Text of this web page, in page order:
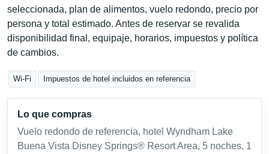
seleccionada, plan de alimentos, vuelo redondo, precio por
persona y total estimado. Antes de reservar se revalida
disponibilidad final, equipaje, horarios, impuestos y política
de cambios.
Wi-Fi Impuestos de hotel incluidos en referencia
Lo que compras
Vuelo redondo de referencia, hotel Wyndham Lake
Buena Vista Disney Springs® Resort Area, 5 noches, 1